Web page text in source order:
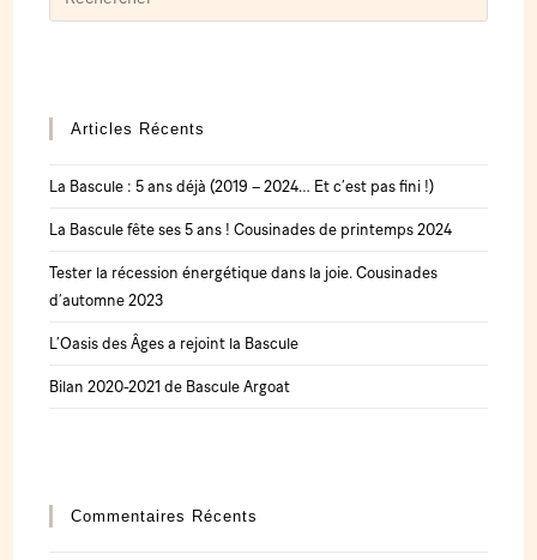
Articles Récents
La Bascule : 5 ans déjà (2019 – 2024… Et c’est pas fini !)
La Bascule fête ses 5 ans ! Cousinades de printemps 2024
Tester la récession énergétique dans la joie. Cousinades
d’automne 2023
L’Oasis des Âges a rejoint la Bascule
Bilan 2020-2021 de Bascule Argoat
Commentaires Récents